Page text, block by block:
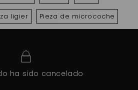
ligier Pieza de microcoche
ha sido cancelado